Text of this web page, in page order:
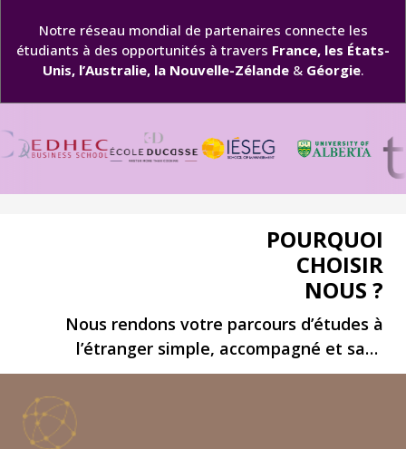
Notre réseau mondial de partenaires connecte les
étudiants à des opportunités à travers France, les États-
Unis, l’Australie, la Nouvelle-Zélande & Géorgie.
POURQUOI
CHOISIR
NOUS ?
Nous rendons votre parcours d’études à
l’étranger simple, accompagné et sans
stress.